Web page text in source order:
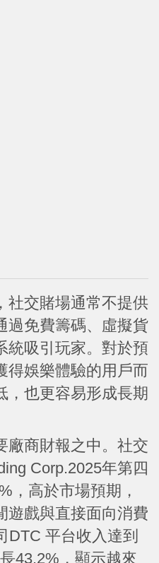
社交賭場通常不提供
過免費籌碼、虛擬貨
統吸引玩家。對於預
得娛樂體驗的用戶而
，也更容易形成長期
廠商財報之中。社交
Corp.2025年第四
，高於市場預期，
遊戲與直接面向消費
DTC 平台收入達到
43.2%，顯示越來